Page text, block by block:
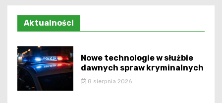
Aktualności
Nowe technologie w służbie
dawnych spraw kryminalnych
8 sierpnia 2026